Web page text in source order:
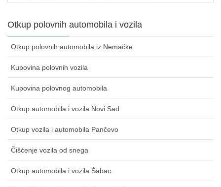
Otkup polovnih automobila i vozila
Otkup polovnih automobila iz Nemačke
Kupovina polovnih vozila
Kupovina polovnog automobila
Otkup automobila i vozila Novi Sad
Otkup vozila i automobila Pančevo
Čišćenje vozila od snega
Otkup automobila i vozila Šabac